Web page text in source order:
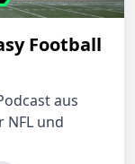
Football
aus
NFL und